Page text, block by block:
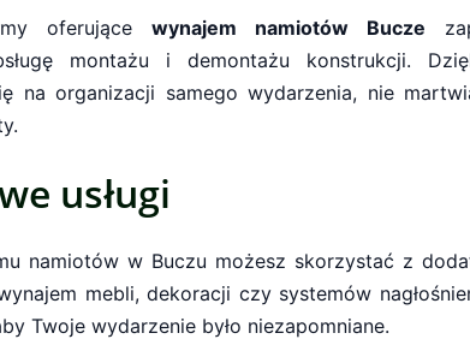
oferujące wynajem namiotów Bucze
montażu i demontażu konstrukcji.
na organizacji samego wydarzenia, nie
usługi
namiotów w Buczu możesz skorzystać z
mebli, dekoracji czy systemów
Twoje wydarzenie było niezapomniane.